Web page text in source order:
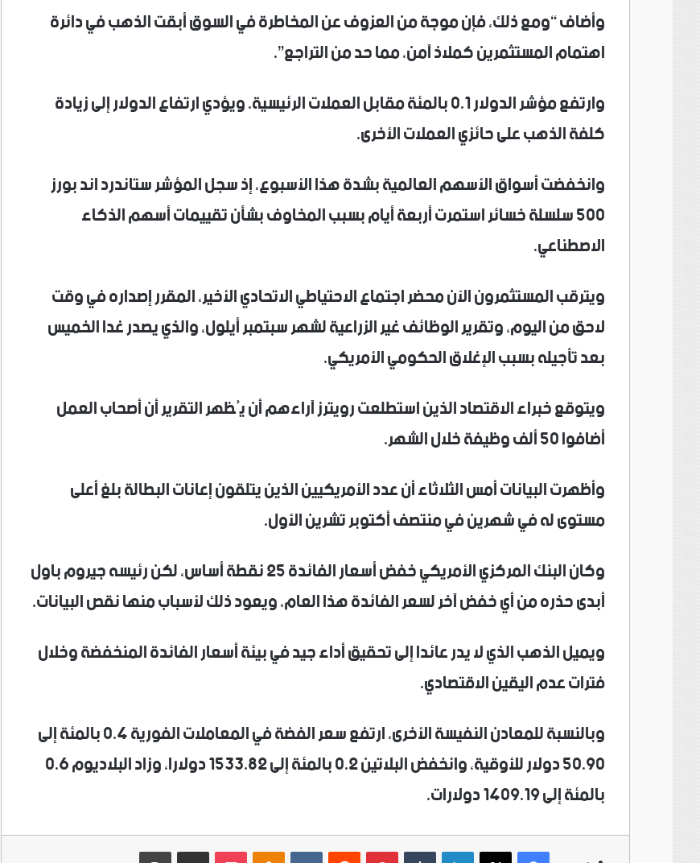
وأضاف “ومع ذلك، فإن موجة من العزوف عن المخاطرة في السوق أبقت الذهب في دائرة
اهتمام المستثمرين كملاذ آمن، مما حد من التراجع”.
وارتفع مؤشر الدولار 0.1 بالمئة مقابل العملات الرئيسية. ويؤدي ارتفاع الدولار إلى زيادة
كلفة الذهب على حائزي العملات الأخرى.
وانخفضت أسواق الأسهم العالمية بشدة هذا الأسبوع، إذ سجل المؤشر ستاندرد اند بورز
500 سلسلة خسائر استمرت أربعة أيام بسبب المخاوف بشأن تقييمات أسهم الذكاء
الاصطناعي.
ويترقب المستثمرون الآن محضر اجتماع الاحتياطي الاتحادي الأخير، المقرر إصداره في وقت
لاحق من اليوم، وتقرير الوظائف غير الزراعية لشهر سبتمبر أيلول، والذي يصدر غدا الخميس
بعد تأجيله بسبب الإغلاق الحكومي الأمريكي.
ويتوقع خبراء الاقتصاد الذين استطلعت رويترز آراءهم أن يُظهر التقرير أن أصحاب العمل
أضافوا 50 ألف وظيفة خلال الشهر.
وأظهرت البيانات أمس الثلاثاء أن عدد الأمريكيين الذين يتلقون إعانات البطالة بلغ أعلى
مستوى له في شهرين في منتصف أكتوبر تشرين الأول.
وكان البنك المركزي الأمريكي خفض أسعار الفائدة 25 نقطة أساس، لكن رئيسه جيروم باول
أبدى حذره من أي خفض آخر لسعر الفائدة هذا العام، ويعود ذلك لأسباب منها نقص البيانات.
ويميل الذهب الذي لا يدر عائدا إلى تحقيق أداء جيد في بيئة أسعار الفائدة المنخفضة وخلال
فترات عدم اليقين الاقتصادي.
وبالنسبة للمعادن النفيسة الأخرى، ارتفع سعر الفضة في المعاملات الفورية 0.4 بالمئة إلى
50.90 دولار للأوقية، وانخفض البلاتين 0.2 بالمئة إلى 1533.82 دولارا، وزاد البلاديوم 0.6
بالمئة إلى 1409.19 دولارات.
فيسبوك
‫X لينكدإن
‏Tumblr بينتيريست
‏Reddit
‏VKontakte
Odnoklassniki
‫Pocketمشاركة عبر البريد طباعة